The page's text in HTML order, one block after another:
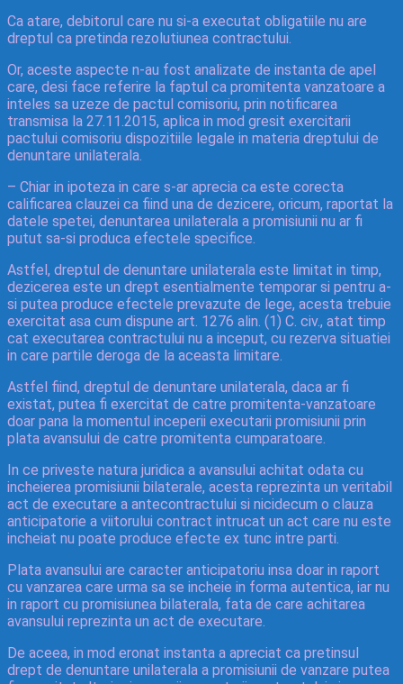
Ca atare, debitorul care nu si-a executat obligatiile nu are
dreptul ca pretinda rezolutiunea contractului.
Or, aceste aspecte n-au fost analizate de instanta de apel
care, desi face referire la faptul ca promitenta vanzatoare a
inteles sa uzeze de pactul comisoriu, prin notificarea
transmisa la 27.11.2015, aplica in mod gresit exercitarii
pactului comisoriu dispozitiile legale in materia dreptului de
denuntare unilaterala.
– Chiar in ipoteza in care s-ar aprecia ca este corecta
calificarea clauzei ca fiind una de dezicere, oricum, raportat la
datele spetei, denuntarea unilaterala a promisiunii nu ar fi
putut sa-si produca efectele specifice.
Astfel, dreptul de denuntare unilaterala este limitat in timp,
dezicerea este un drept esentialmente temporar si pentru a-
si putea produce efectele prevazute de lege, acesta trebuie
exercitat asa cum dispune art. 1276 alin. (1) C. civ., atat timp
cat executarea contractului nu a inceput, cu rezerva situatiei
in care partile deroga de la aceasta limitare.
Astfel fiind, dreptul de denuntare unilaterala, daca ar fi
existat, putea fi exercitat de catre promitenta-vanzatoare
doar pana la momentul inceperii executarii promisiunii prin
plata avansului de catre promitenta cumparatoare.
In ce priveste natura juridica a avansului achitat odata cu
incheierea promisiunii bilaterale, acesta reprezinta un veritabil
act de executare a antecontractului si nicidecum o clauza
anticipatorie a viitorului contract intrucat un act care nu este
incheiat nu poate produce efecte ex tunc intre parti.
Plata avansului are caracter anticipatoriu insa doar in raport
cu vanzarea care urma sa se incheie in forma autentica, iar nu
in raport cu promisiunea bilaterala, fata de care achitarea
avansului reprezinta un act de executare.
De aceea, in mod eronat instanta a apreciat ca pretinsul
drept de denuntare unilaterala a promisiunii de vanzare putea